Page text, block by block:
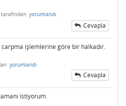
tarafından yorumlandı
Cevapla
işlemlerine göre bir halkadır.
yorumlandı
Cevapla
istiyorum.